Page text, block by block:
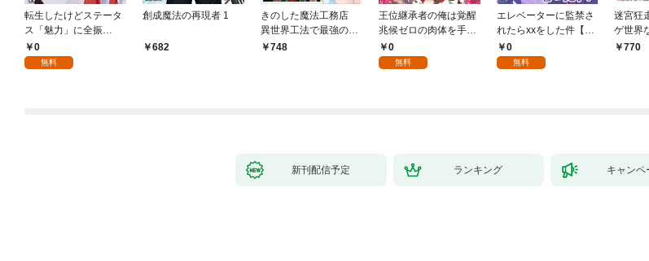
転生したけどステータ
ス「魅力」に全振
り！？(1)
0
無料
創成魔法の再現者 1
682
きのした魔法工務店
異世界工法で最強の家
づくりを（コミック）
748
王位継承者の俺は覚醒
兆候ゼロの肉体を手に
入れて自由を謳歌す
る。1
0
無料
エレベーターに監禁さ
れたらxxをした件【全
年齢版】(1)
0
無料
迷宮狂
ゲ世界
ちのけ
770
新刊配信予定 ランキング キャンペ